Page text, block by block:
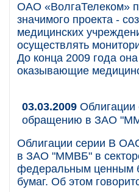
ОАО «ВолгаТелеком»
значимого проекта -
медицинских
осуществлять
До конца 2009 года
оказывающие
03.03.2009
обращению в ЗАО
Облигации серии В
в ЗАО "ММВБ" в
федеральным ценным
бумаг. Об этом